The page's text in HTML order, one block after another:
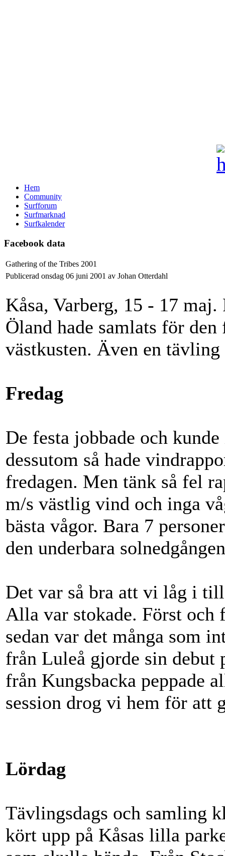
Hem
Community
Surfforum
Surfmarknad
Surfkalender
Facebook data
Gathering of the Tribes 2001
Publicerad onsdag 06 juni 2001 av Johan Otterdahl
Kåsa, Varberg, 15 - 17
Öland hade samlats för
västkusten. Även en
Fredag
De festa jobbade och
dessutom så hade
fredagen. Men tänk så fel
m/s västlig vind och inga
bästa vågor. Bara 7
den underbara
Det var så bra att vi låg i
Alla var stokade. Först och
sedan var det många som
från Luleå gjorde sin debut
från Kungsbacka peppade
session drog vi hem för att
Lördag
Tävlingsdags och samling
kört upp på Kåsas lilla